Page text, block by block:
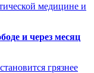
медицине и
и через месяц
грязнее